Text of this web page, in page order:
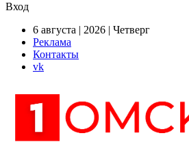
Вход
6 августа | 2026 | Четверг
Реклама
Контакты
vk